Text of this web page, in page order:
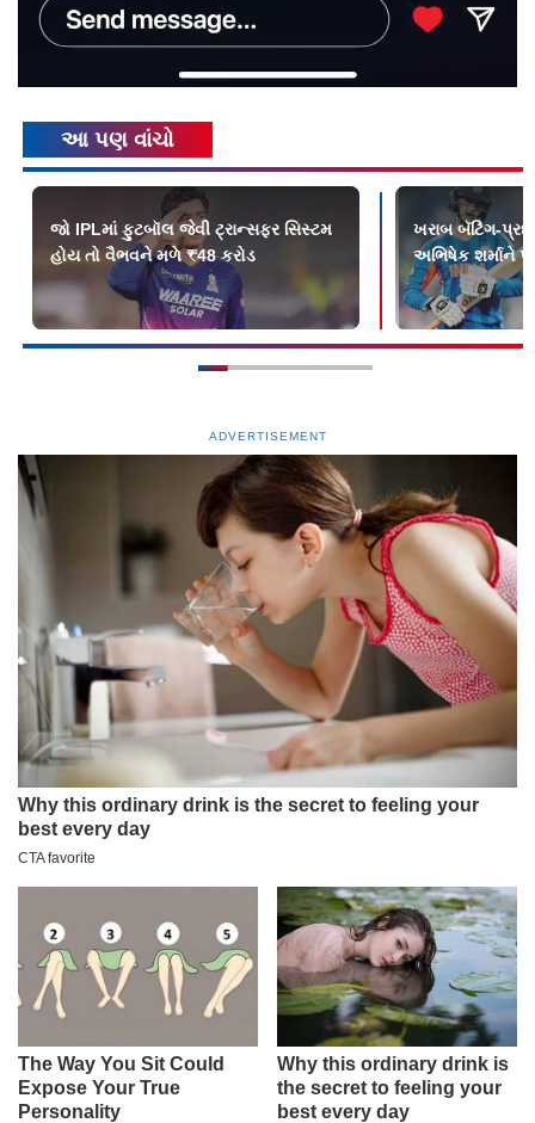
આ પણ વાંચો
જો IPLમાં ફુટબૉલ જેવી ટ્રાન્સફર સિસ્ટમ
હોય તો વૈભવને મળે ₹48 કરોડ
ખરાબ બૅટિંગ-
અભિષેક શર્માને
ADVERTISEMENT